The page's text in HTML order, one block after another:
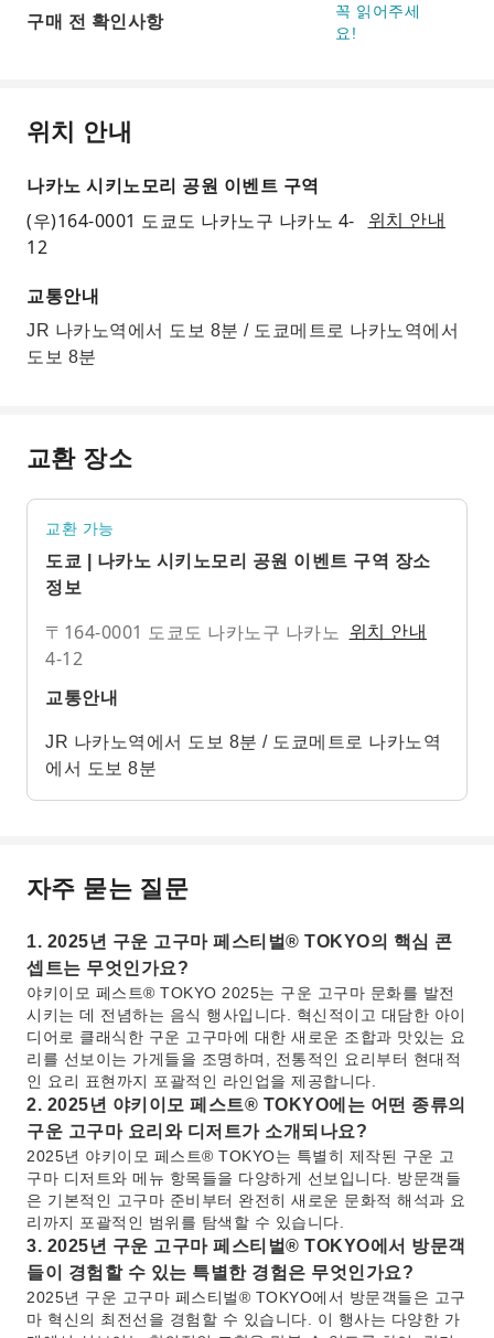
구매 전 확인사항
꼭 읽어주세
요!
위치 안내
나카노 시키노모리 공원 이벤트 구역
(우)164-0001 도쿄도 나카노구 나카노 4-
12
위치 안내
교통안내
JR 나카노역에서 도보 8분 / 도쿄메트로 나카노역에서
도보 8분
교환 장소
교환 가능
도쿄 | 나카노 시키노모리 공원 이벤트 구역 장소
정보
〒164-0001 도쿄도 나카노구 나카노
4-12
위치 안내
교통안내
JR 나카노역에서 도보 8분 / 도쿄메트로 나카노역
에서 도보 8분
자주 묻는 질문
1. 2025년 구운 고구마 페스티벌® TOKYO의 핵심 콘
셉트는 무엇인가요?
야키이모 페스트® TOKYO 2025는 구운 고구마 문화를 발전
시키는 데 전념하는 음식 행사입니다. 혁신적이고 대담한 아이
디어로 클래식한 구운 고구마에 대한 새로운 조합과 맛있는 요
리를 선보이는 가게들을 조명하며, 전통적인 요리부터 현대적
인 요리 표현까지 포괄적인 라인업을 제공합니다.
2. 2025년 야키이모 페스트® TOKYO에는 어떤 종류의
구운 고구마 요리와 디저트가 소개되나요?
2025년 야키이모 페스트® TOKYO는 특별히 제작된 구운 고
구마 디저트와 메뉴 항목들을 다양하게 선보입니다. 방문객들
은 기본적인 고구마 준비부터 완전히 새로운 문화적 해석과 요
리까지 포괄적인 범위를 탐색할 수 있습니다.
3. 2025년 구운 고구마 페스티벌® TOKYO에서 방문객
들이 경험할 수 있는 특별한 경험은 무엇인가요?
2025년 구운 고구마 페스티벌® TOKYO에서 방문객들은 고구
마 혁신의 최전선을 경험할 수 있습니다. 이 행사는 다양한 가